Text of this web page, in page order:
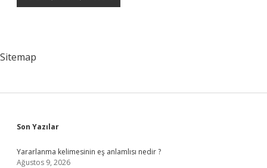
Sitemap
Sidebar
Son Yazılar
Yararlanma kelimesinin eş anlamlısı nedir ?
Ağustos 9, 2026